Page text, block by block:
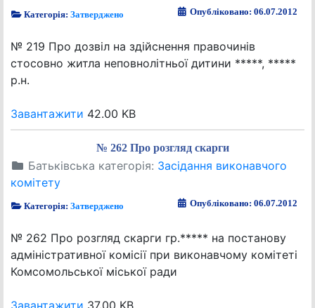
Категорія:Затверджено Опубліковано: 06.07.2012
№ 219 Про дозвіл на здійснення правочинів
стосовно житла неповнолітньої дитини *****, *****
р.н.
Завантажити 42.00 KB
№ 262 Про розгляд скарги
Батьківська категорія: Засідання виконавчого
комітету
Категорія:Затверджено Опубліковано: 06.07.2012
№ 262 Про розгляд скарги гр.***** на постанову
адміністративної комісії при виконавчому комітеті
Комсомольської міської ради
Завантажити 37.00 KB